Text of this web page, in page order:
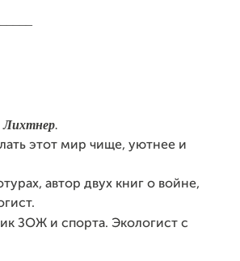
Лихтнер.
этот мир чище, уютнее и
автор двух книг о войне,
ЗОЖ и спорта. Экологист с